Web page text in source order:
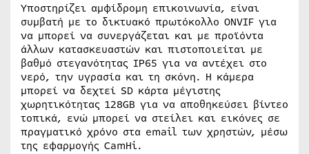
Υποστηρίζει αμφίδρομη επικοινωνία, είναι
συμβατή με το δικτυακό πρωτόκολλο ONVIF για
να μπορεί να συνεργάζεται και με προϊόντα
άλλων κατασκευαστών και πιστοποιείται με
βαθμό στεγανότητας IP65 για να αντέχει στο
νερό, την υγρασία και τη σκόνη. Η κάμερα
μπορεί να δεχτεί SD κάρτα μέγιστης
χωρητικότητας 128GB για να αποθηκεύσει βίντεο
τοπικά, ενώ μπορεί να στείλει και εικόνες σε
πραγματικό χρόνο στα email των χρηστών, μέσω
της εφαρμογής CamHi.